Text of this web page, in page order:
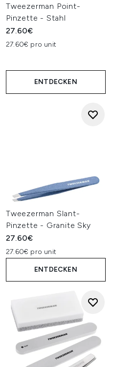
Tweezerman Point-
Pinzette - Stahl
27.60€
27.60€ pro unit
ENTDECKEN
Tweezerman Slant-
Pinzette - Granite Sky
27.60€
27.60€ pro unit
ENTDECKEN